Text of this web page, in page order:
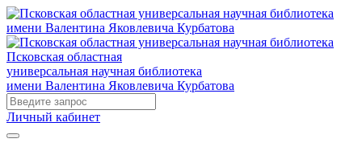
Псковская областная
универсальная научная библиотека
имени Валентина Яковлевича Курбатова
Личный кабинет